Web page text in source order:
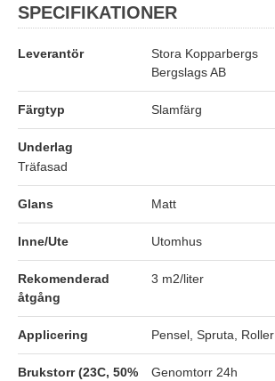
SPECIFIKATIONER
Leverantör
Stora Kopparbergs
Bergslags AB
Färgtyp Slamfärg
Underlag
Träfasad
Glans Matt
Inne/Ute Utomhus
Rekomenderad
åtgång
3 m2/liter
Applicering Pensel, Spruta, Roller
Brukstorr (23C, 50%
Genomtorr 24h